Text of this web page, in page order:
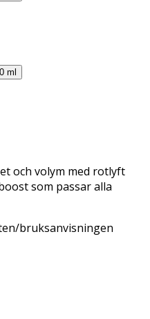
ml
och volym med rotlyft
som passar alla
bruksanvisningen